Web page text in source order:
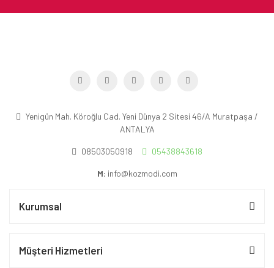
Yenigün Mah. Köroğlu Cad. Yeni Dünya 2 Sitesi 46/A Muratpaşa /
ANTALYA
08503050918 05438843618
M: info@kozmodi.com
Kurumsal
Müşteri Hizmetleri